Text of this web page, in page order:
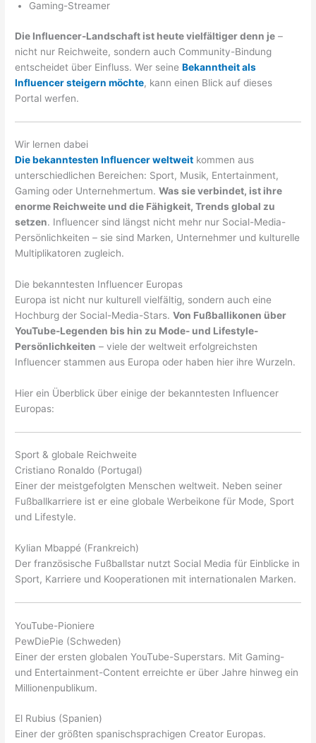
Gaming-Streamer
Die Influencer-Landschaft ist heute vielfältiger denn je –
nicht nur Reichweite, sondern auch Community-Bindung
entscheidet über Einfluss. Wer seineBekanntheit als
Influencer steigern möchte, kann einen Blick auf dieses
Portal werfen.
Wir lernen dabei
Die bekanntesten Influencer weltweit kommen aus
unterschiedlichen Bereichen: Sport, Musik, Entertainment,
Gaming oder Unternehmertum.Was sie verbindet, ist ihre
enorme Reichweite und die Fähigkeit, Trends global zu
setzen. Influencer sind längst nicht mehr nur Social-Media-
Persönlichkeiten – sie sind Marken, Unternehmer und kulturelle
Multiplikatoren zugleich.
Die bekanntesten Influencer Europas
Europa ist nicht nur kulturell vielfältig, sondern auch eine
Hochburg der Social-Media-Stars.Von Fußballikonen über
YouTube-Legenden bis hin zu Mode- und Lifestyle-
Persönlichkeiten – viele der weltweit erfolgreichsten
Influencer stammen aus Europa oder haben hier ihre Wurzeln.
Hier ein Überblick über einige der bekanntesten Influencer
Europas:
Sport & globale Reichweite
Cristiano Ronaldo (Portugal)
Einer der meistgefolgten Menschen weltweit. Neben seiner
Fußballkarriere ist er eine globale Werbeikone für Mode, Sport
und Lifestyle.
Kylian Mbappé (Frankreich)
Der französische Fußballstar nutzt Social Media für Einblicke in
Sport, Karriere und Kooperationen mit internationalen Marken.
YouTube-Pioniere
PewDiePie (Schweden)
Einer der ersten globalen YouTube-Superstars. Mit Gaming-
und Entertainment-Content erreichte er über Jahre hinweg ein
Millionenpublikum.
El Rubius (Spanien)
Einer der größten spanischsprachigen Creator Europas.